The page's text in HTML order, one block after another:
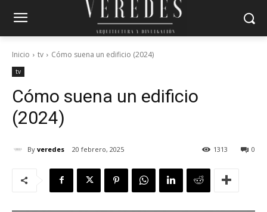
Inicio tv Cómo suena un edificio (2024)
tv
Cómo suena un edificio
(2024)
By veredes 20 febrero, 2025 0
1313